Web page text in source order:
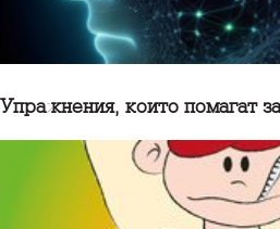
Упражнения, които помагат